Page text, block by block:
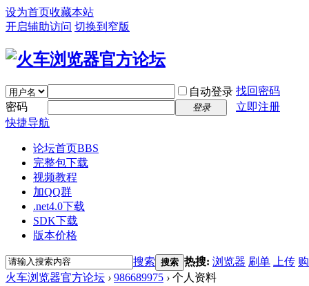
设为首页收藏本站
开启辅助访问 切换到窄版
自动登录 找回密码
密码
登录
立即注册
快捷导航
论坛首页BBS
完整包下载
视频教程
加QQ群
.net4.0下载
SDK下载
版本价格
搜索 搜索 热搜: 浏览器 刷单 上传
火车浏览器官方论坛 › 986689975 › 个人资料